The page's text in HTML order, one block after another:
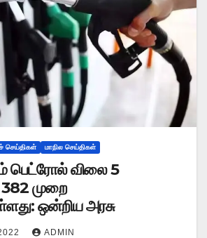
செய்திகள் மாநில செய்திகள்
பெட்ரோல் விலை 5
முறை
ஒன்றிய அரசு
ADMIN